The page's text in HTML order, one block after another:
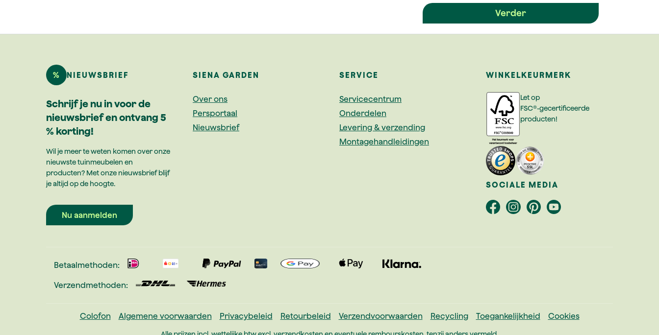
Verder
% NIEUWSBRIEF
Schrijf je nu in voor de
nieuwsbrief en ontvang 5
% korting!
Wil je meer te weten komen over onze
nieuwste tuinmeubelen en
producten? Met onze nieuwsbrief blijf
je altijd op de hoogte.
Nu aanmelden
SIENA GARDEN
Over ons
Persportaal
Nieuwsbrief
SERVICE
Servicecentrum
Onderdelen
Levering & verzending
Montagehandleidingen
WINKELKEURMERK
Let op
FSC®-gecertificeerde
producten!
SOCIALE MEDIA
Betaalmethoden:
Verzendmethoden:
Colofon Algemene voorwaarden Privacybeleid Retourbeleid Verzendvoorwaarden Recycling Toegankelijkheid Cookies